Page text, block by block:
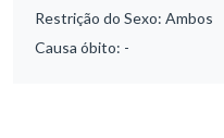
Restrição do Sexo: Ambos
Causa óbito: -